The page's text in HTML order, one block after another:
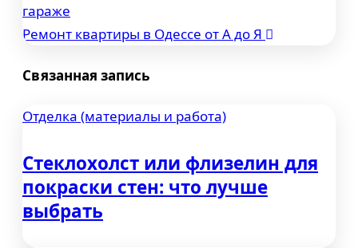
по
записям
гараже
Ремонт квартиры в Одессе от А до Я
Связанная запись
Отделка (материалы и работа)
Стеклохолст или флизелин для
покраски стен: что лучше
выбрать